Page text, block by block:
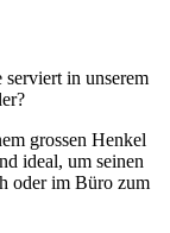
serviert in unserem
grossen Henkel
ideal, um seinen
oder im Büro zum